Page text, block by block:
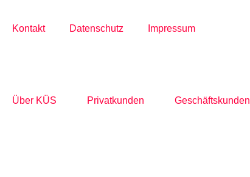
Kontakt Datenschutz Impressum
Über KÜS Privatkunden Geschäftskunden